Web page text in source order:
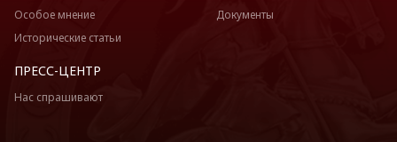
Особое мнение
Исторические статьи
Документы
ПРЕСС-ЦЕНТР
Нас спрашивают